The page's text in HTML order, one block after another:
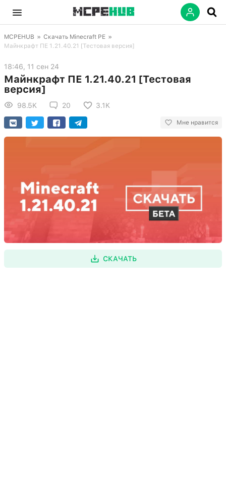
MCPEHUB » Скачать Minecraft PE »
Майнкрафт ПЕ 1.21.40.21 [Тестовая версия]
18:46, 11 сен 24
Майнкрафт ПЕ 1.21.40.21 [Тестовая
версия]
98.5K 20 3.1K
Мне нравится
СКАЧАТЬ